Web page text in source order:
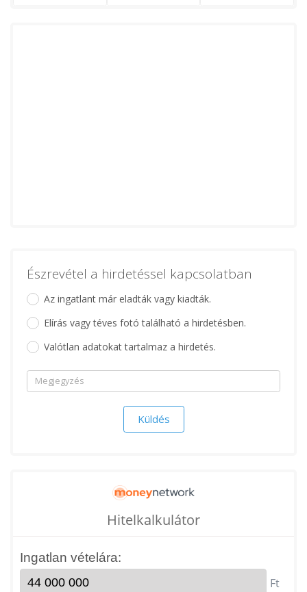
Észrevétel a hirdetéssel kapcsolatban
Az ingatlant már eladták vagy kiadták.
Elírás vagy téves fotó található a hirdetésben.
Valótlan adatokat tartalmaz a hirdetés.